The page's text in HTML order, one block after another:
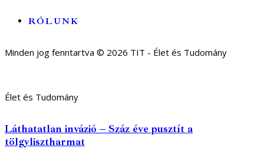
RÓLUNK
Minden jog fenntartva © 2026 TIT - Élet és Tudomány
Élet és Tudomány
Láthatatlan invázió – Száz éve pusztít a
tölgylisztharmat